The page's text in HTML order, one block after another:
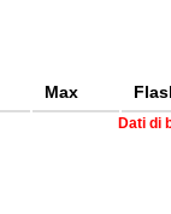
Max
Dati di